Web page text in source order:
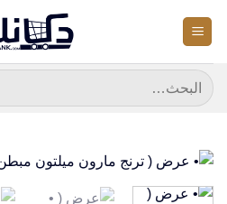
للمحتوى
البحث
عن: